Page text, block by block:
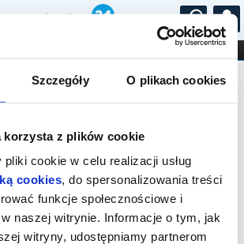
Szczegóły O plikach cookies
korzysta z plików cookie
cookie w celu realizacji usług
cookies, do spersonalizowania treści
funkcje społecznościowe i
naszej witrynie. Informacje o tym, jak
witryny, udostępniamy partnerom
...
OPERA I BALET
STAND-UP
miejsc – wszystkie
zostały